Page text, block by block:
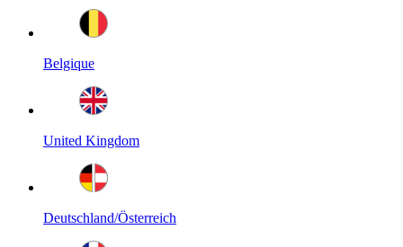
Belgique
United Kingdom
Deutschland/Österreich